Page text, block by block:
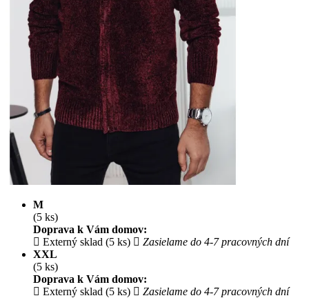
M
(5 ks)
Doprava k Vám domov:
Externý sklad (5 ks)
Zasielame do 4-7 pracovných dní
XXL
(5 ks)
Doprava k Vám domov:
Externý sklad (5 ks)
Zasielame do 4-7 pracovných dní